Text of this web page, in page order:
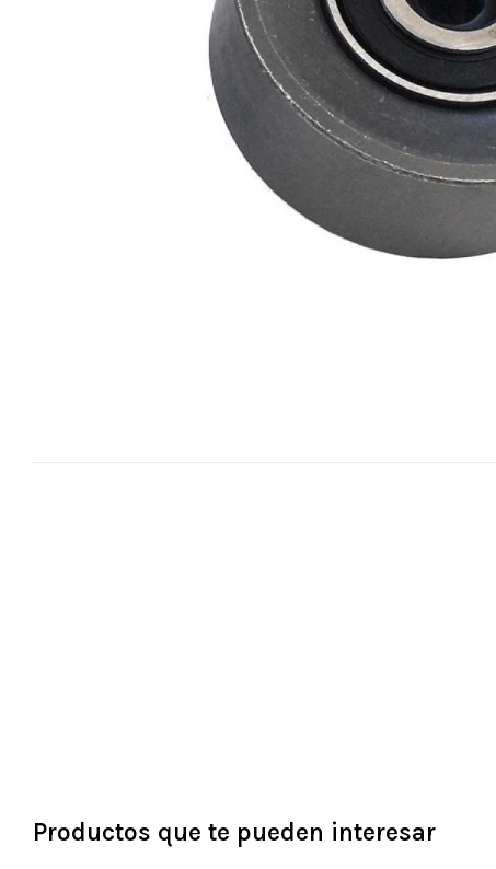
Productos que te pueden interesar